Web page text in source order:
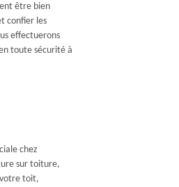
être bien
confier les
effectuerons
toute sécurité à
chez
sur toiture,
toit,